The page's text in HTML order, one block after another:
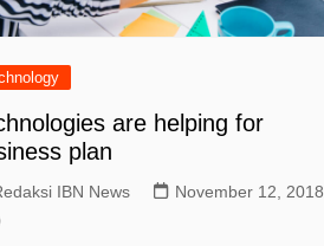
are helping for
plan
IBN News
November 12, 2018